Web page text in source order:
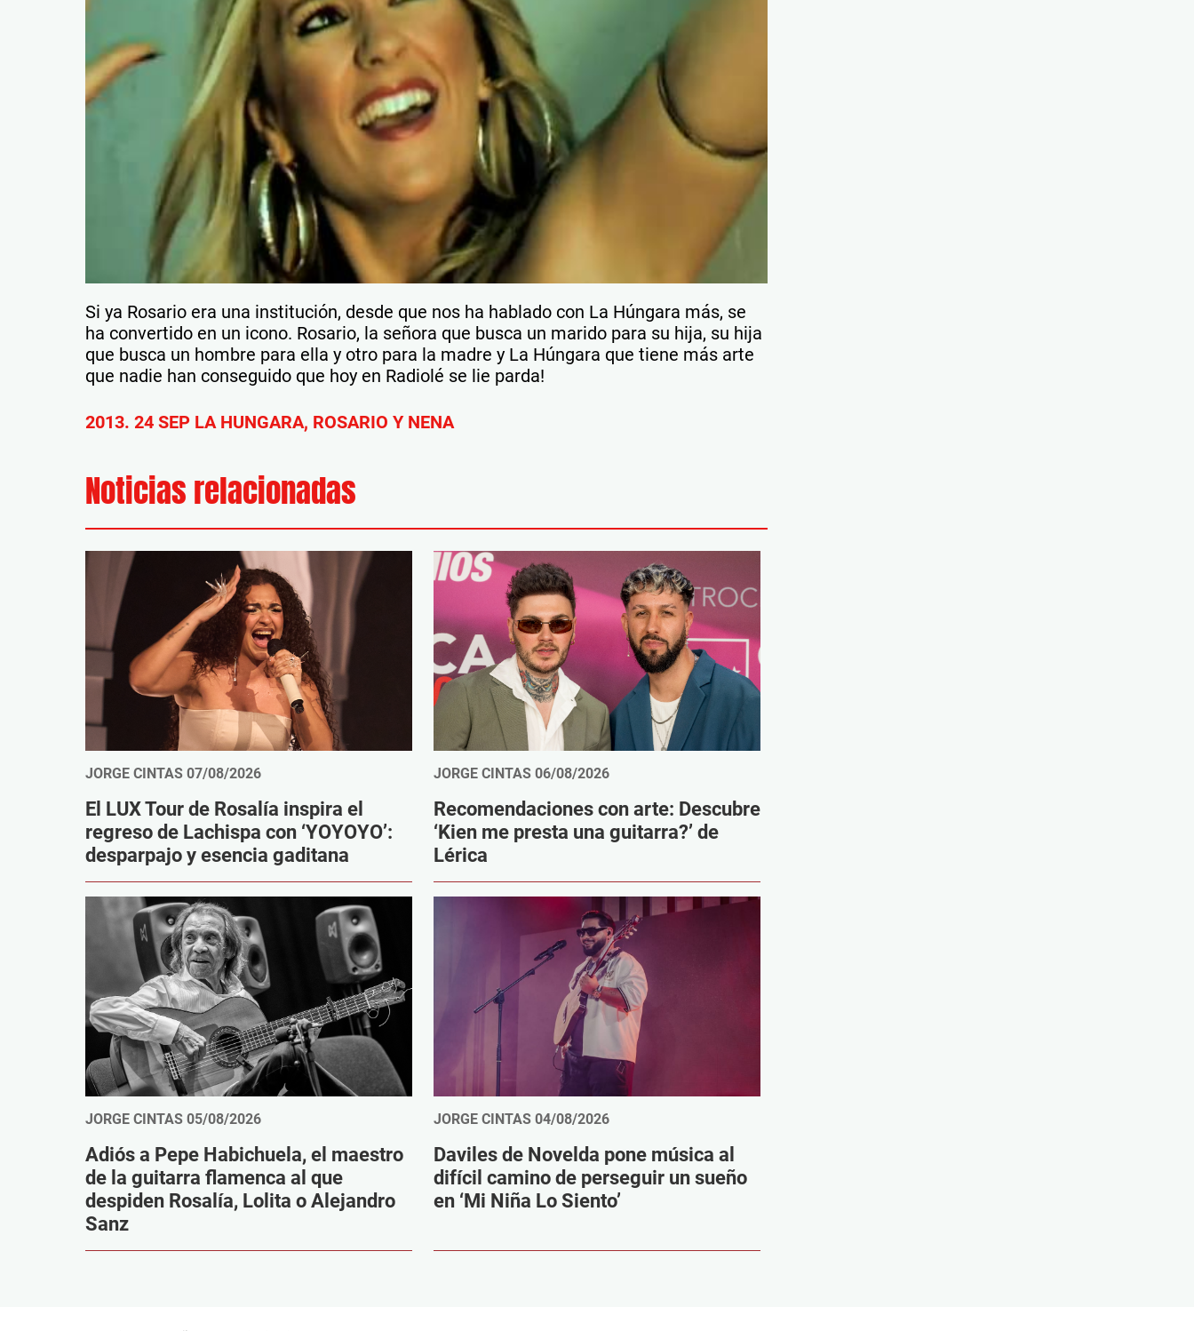
Si ya Rosario era una institución, desde que nos ha hablado con La Húngara más, se
ha convertido en un icono. Rosario, la señora que busca un marido para su hija, su hija
que busca un hombre para ella y otro para la madre y La Húngara que tiene más arte
que nadie han conseguido que hoy en Radiolé se lie parda!
2013. 24 SEP LA HUNGARA, ROSARIO Y NENA
Noticias relacionadas
JORGE CINTAS 07/08/2026
El LUX Tour de Rosalía inspira el
regreso de Lachispa con ‘YOYOYO’:
desparpajo y esencia gaditana
JORGE CINTAS 06/08/2026
Recomendaciones con arte: Descubre
‘Kien me presta una guitarra?’ de
Lérica
JORGE CINTAS 05/08/2026
Adiós a Pepe Habichuela, el maestro
de la guitarra flamenca al que
despiden Rosalía, Lolita o Alejandro
Sanz
JORGE CINTAS 04/08/2026
Daviles de Novelda pone música al
difícil camino de perseguir un sueño
en ‘Mi Niña Lo Siento’